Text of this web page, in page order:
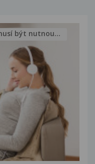
být nutnou...